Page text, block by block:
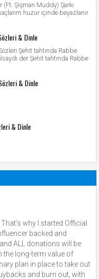
(Ft. Şişman Muddy) Şarkı
huzur içinde beyazlanır
& Dinle
Şehit tahtında Rabbe
der Şehit tahtında Rabbe
& Dinle
& Dinle
why I started Official
backed and
ALL donations will be
the long-term value of
plan in place to take out
and burn out, with